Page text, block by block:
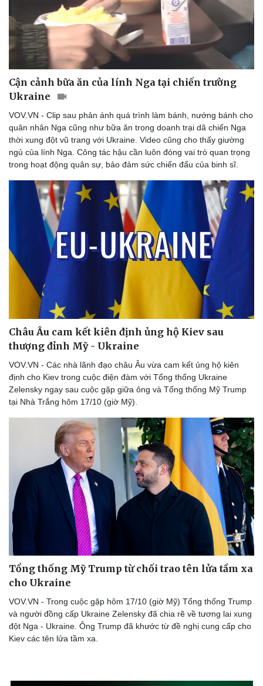
Doanh nghiệp
Thông tin doanh nghiệp
Doanh nghiệp 24h
Doanh nhân
Công nghệ
Sành điệu
Tin Công nghệ
Cận cảnh bữa ăn của lính Nga tại chiến trường
Ukraine
VOV.VN - Clip sau phản ánh quá trình làm bánh, nướng bánh cho
quân nhân Nga cũng như bữa ăn trong doanh trại dã chiến Nga
thời xung đột vũ trang với Ukraine. Video cũng cho thấy giường
ngủ của lính Nga. Công tác hậu cần luôn đóng vai trò quan trọng
trong hoạt động quân sự, bảo đảm sức chiến đấu của binh sĩ.
Châu Âu cam kết kiên định ủng hộ Kiev sau
thượng đỉnh Mỹ - Ukraine
VOV.VN - Các nhà lãnh đạo châu Âu vừa cam kết ủng hộ kiên
định cho Kiev trong cuộc điện đàm với Tổng thống Ukraine
Zelensky ngay sau cuộc gặp giữa ông và Tổng thống Mỹ Trump
tại Nhà Trắng hôm 17/10 (giờ Mỹ).
Tổng thống Mỹ Trump từ chối trao tên lửa tầm xa
cho Ukraine
VOV.VN - Trong cuộc gặp hôm 17/10 (giờ Mỹ) Tổng thống Trump
và người đồng cấp Ukraine Zelensky đã chia rẽ về tương lai xung
đột Nga - Ukraine. Ông Trump đã khước từ đề nghị cung cấp cho
Kiev các tên lửa tầm xa.